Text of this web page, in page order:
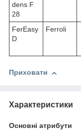
dens F
28
FerEasy
D
Ferroli
Приховати
Характеристики
Основні атрибути